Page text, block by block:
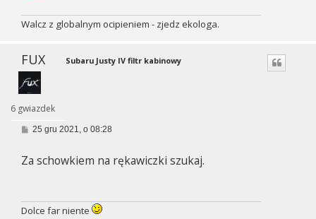
Walcz z globalnym ocipieniem - zjedz ekologa.
FUX
6 gwiazdek
Subaru Justy IV filtr kabinowy
P
t
25 gru 2021, o 08:28
Za schowkiem na rękawiczki szukaj.
Dolce far niente